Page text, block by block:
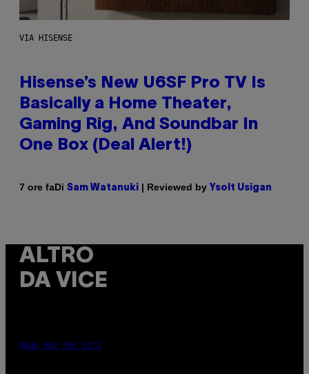
VIA HISENSE
Hisense’s New U6SF Pro TV Is
Basically a Home Theater,
Gaming Rig, And Soundbar In
One Box (Deal Alert!)
7 ore faDi Sam Watanuki | Reviewed by Ysolt Usigan
ALTRO
DA VICE
MAHA HAQ FOR VICE